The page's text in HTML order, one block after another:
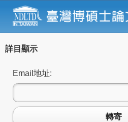
詳目顯示
Email地址:
轉寄